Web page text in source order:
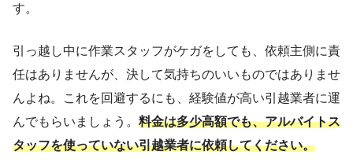
す。
引っ越し中に作業スタッフがケガをしても、依頼主側に責
任はありませんが、決して気持ちのいいものではありませ
んよね。これを回避するにも、経験値が高い引越業者に運
んでもらいましょう。 料金は多少高額でも、アルバイトス
タッフを使っていない引越業者に依頼してください。